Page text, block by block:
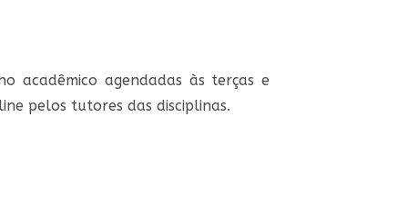
acadêmico agendadas às terças e
pelos tutores das disciplinas.